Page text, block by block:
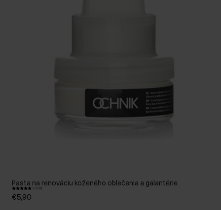
Pasta na renováciu koženého oblečenia a galantérie
5.0 (1)
€5,90